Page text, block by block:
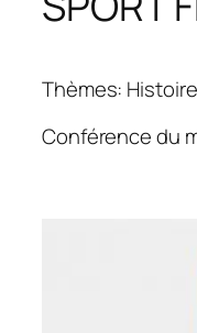
Thèmes:
Conférence du